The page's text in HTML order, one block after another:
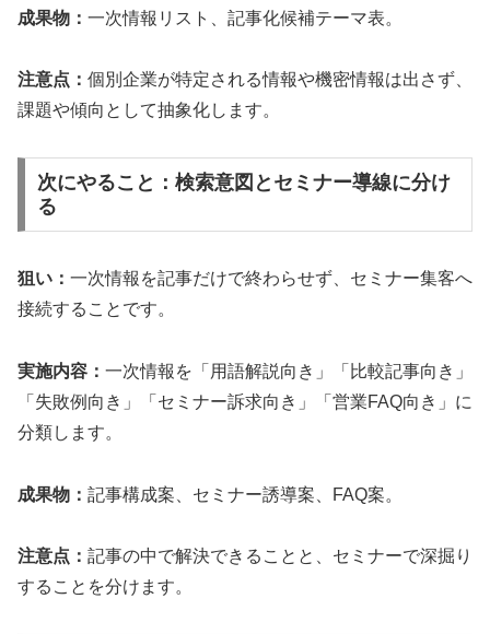
成果物： 一次情報リスト、記事化候補テーマ表。
注意点： 個別企業が特定される情報や機密情報は出さず、
課題や傾向として抽象化します。
次にやること：検索意図とセミナー導線に分け
る
狙い： 一次情報を記事だけで終わらせず、セミナー集客へ
接続することです。
実施内容： 一次情報を「用語解説向き」「比較記事向き」
「失敗例向き」「セミナー訴求向き」「営業FAQ向き」に
分類します。
成果物： 記事構成案、セミナー誘導案、FAQ案。
注意点： 記事の中で解決できることと、セミナーで深掘り
することを分けます。